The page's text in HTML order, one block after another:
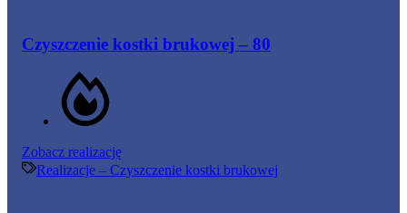
Czyszczenie kostki brukowej – 80
Zobacz realizacjęCzyszczenie
kostki
Realizacje – Czyszczenie kostki brukowej